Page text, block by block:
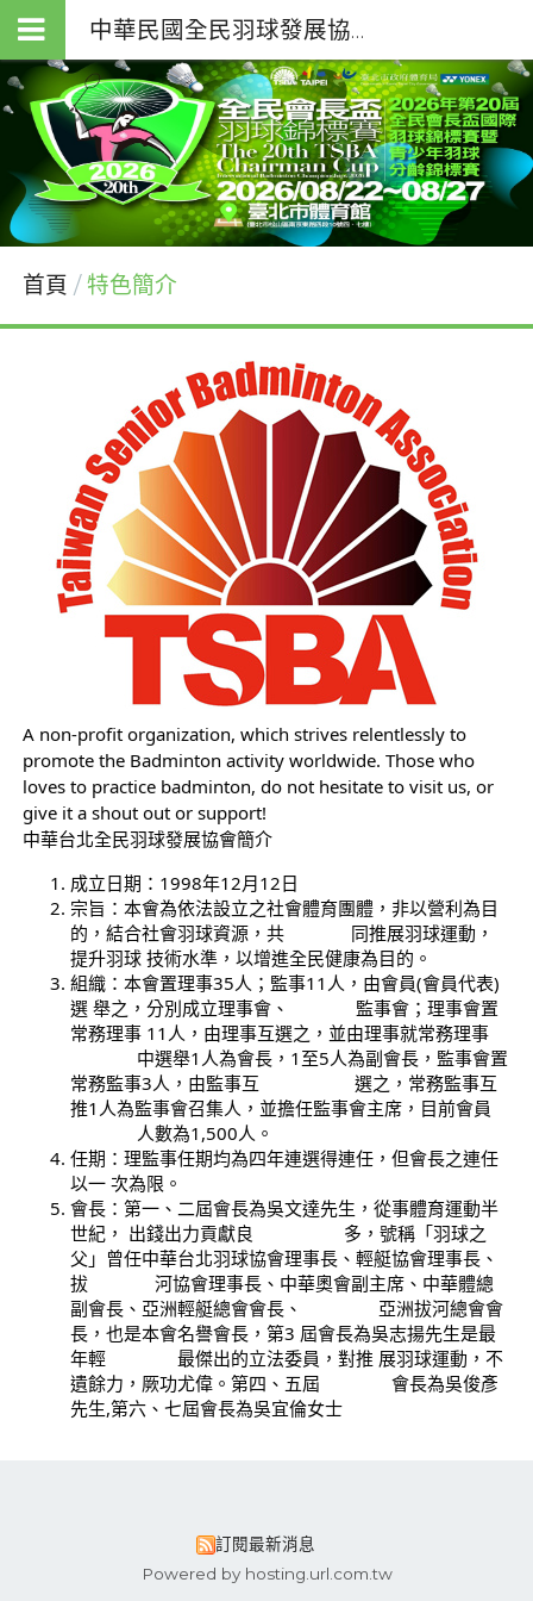
中華民國全民羽球發展協會（T.S.B.A.）
首頁 特色簡介
A non-profit organization, which strives relentlessly to
promote the Badminton activity worldwide. Those who
loves to practice badminton, do not hesitate to visit us, or
give it a shout out or support!
中華台北全民羽球發展協會簡介
成立日期：1998年12月12日
宗旨：本會為依法設立之社會體育團體，非以營利為目
的，結合社會羽球資源，共 同推展羽球運動，
提升羽球 技術水準，以增進全民健康為目的。
組織：本會置理事35人；監事11人，由會員(會員代表)
選 舉之，分別成立理事會、 監事會；理事會置
常務理事 11人，由理事互選之，並由理事就常務理事
中選舉1人為會長，1至5人為副會長，監事會置
常務監事3人，由監事互 選之，常務監事互
推1人為監事會召集人，並擔任監事會主席，目前會員
人數為1,500人。
任期：理監事任期均為四年連選得連任，但會長之連任
以一 次為限。
會長：第一、二屆會長為吳文達先生，從事體育運動半
世紀， 出錢出力貢獻良 多，號稱「羽球之
父」曾任中華台北羽球協會理事長、輕艇協會理事長、
拔 河協會理事長、中華奧會副主席、中華體總
副會長、亞洲輕艇總會會長、 亞洲拔河總會會
長，也是本會名譽會長，第3 屆會長為吳志揚先生是最
年輕 最傑出的立法委員，對推 展羽球運動，不
遺餘力，厥功尤偉。第四、五屆 會長為吳俊彥
先生,第六、七屆會長為吳宜倫女士
訂閱最新消息
Powered by hosting.url.com.tw